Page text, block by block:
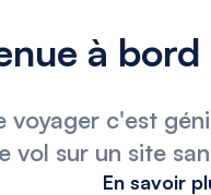
à bord
voyager c'est
vol sur un site
En savoir